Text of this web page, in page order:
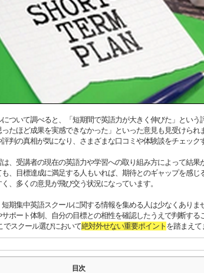
ついて調べると、「短期間で英語力が大きく伸びた」という
ったほど成果を実感できなかった」といった意見も見受けら
判の真相が気になり、さまざまな口コミや体験談をチェック
、受講者の現在の英語力や学習への取り組み方によって結果
も、目標達成に満足する人もいれば、期待とのギャップを感じ
、多くの意見が飛び交う状況になっています。
期集中英語スクールに関する情報を集める人は少なくありま
ポート体制、自分の目標との相性を確認したうえで判断する
でスクール選びにおいて絶対外せない重要ポイント を踏まえて
目次